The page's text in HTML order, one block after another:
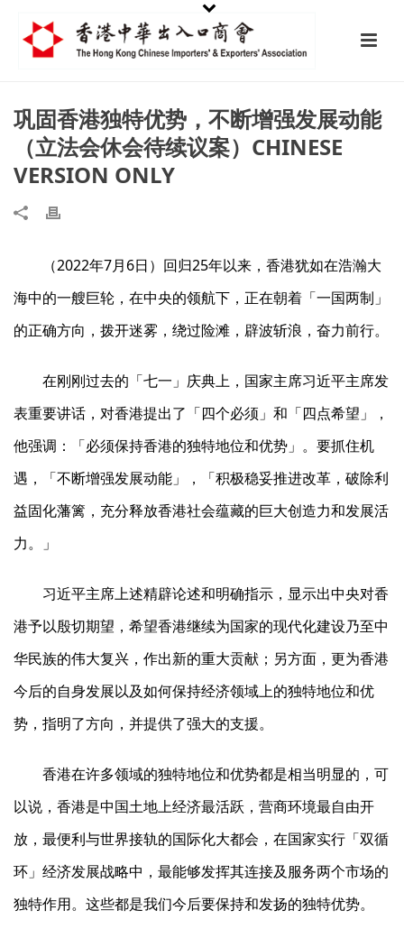
巩固香港独特优势，不断增强发展动能
（立法会休会待续议案）CHINESE
VERSION ONLY
（2022年7月6日）回归25年以来，香港犹如在浩瀚大
海中的一艘巨轮，在中央的领航下，正在朝着「一国两制」
的正确方向，拨开迷雾，绕过险滩，辟波斩浪，奋力前行。
在刚刚过去的「七一」庆典上，国家主席习近平主席发
表重要讲话，对香港提出了「四个必须」和「四点希望」，
他强调：「必须保持香港的独特地位和优势」。要抓住机
遇，「不断增强发展动能」，「积极稳妥推进改革，破除利
益固化藩篱，充分释放香港社会蕴藏的巨大创造力和发展活
力。」
习近平主席上述精辟论述和明确指示，显示出中央对香
港予以殷切期望，希望香港继续为国家的现代化建设乃至中
华民族的伟大复兴，作出新的重大贡献；另方面，更为香港
今后的自身发展以及如何保持经济领域上的独特地位和优
势，指明了方向，并提供了强大的支援。
香港在许多领域的独特地位和优势都是相当明显的，可
以说，香港是中国土地上经济最活跃，营商环境最自由开
放，最便利与世界接轨的国际化大都会，在国家实行「双循
环」经济发展战略中，最能够发挥其连接及服务两个市场的
独特作用。这些都是我们今后要保持和发扬的独特优势。